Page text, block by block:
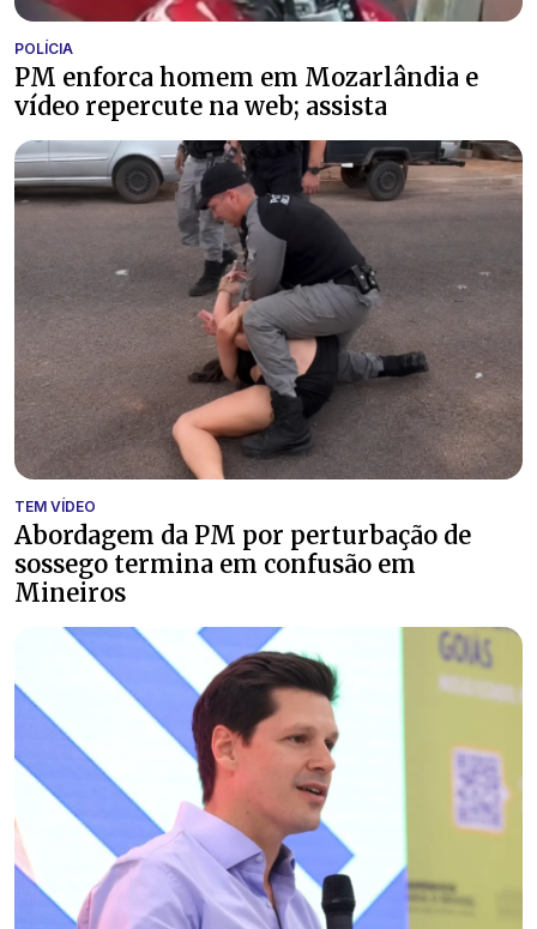
POLÍCIA
PM enforca homem em Mozarlândia e
vídeo repercute na web; assista
TEM VÍDEO
Abordagem da PM por perturbação de
sossego termina em confusão em
Mineiros